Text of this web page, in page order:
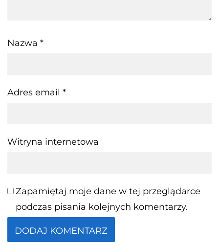
Nazwa *
Adres email *
Witryna internetowa
Zapamiętaj moje dane w tej przeglądarce
podczas pisania kolejnych komentarzy.